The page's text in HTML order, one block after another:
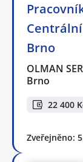
Brno
OLMAN
Brno
22 400
Zveřejněno: